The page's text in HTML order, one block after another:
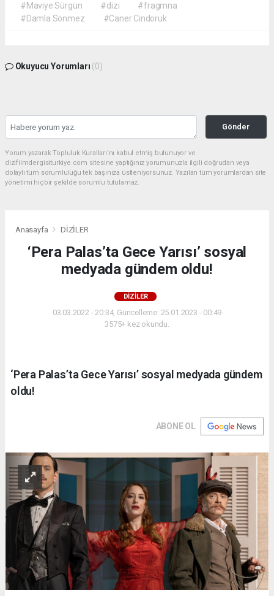
#Maviye Sürgün #dizi
#fragmna
#Damla Sönmez
#Caner Cindoruk
Okuyucu Yorumları (0)
Gönder
Yorum yazarak Topluluk Kuralları’nı kabul etmiş bulunuyor ve
dizifilmdergisiturkiye.com sitesine yaptığınız yorumunuzla ilgili doğrudan veya
dolaylı tüm sorumluluğu tek başınıza üstleniyorsunuz. Yazılan tüm yorumlardan site
yönetimi hiçbir şekilde sorumlu tutulamaz.
Anasayfa DİZİLER
‘Pera Palas’ta Gece Yarısı’ sosyal
medyada gündem oldu!
DİZİLER
03.03.2022 - 20:34, Güncelleme: 25.01.2023 - 00:49
3575+ kez okundu.
‘Pera Palas’ta Gece Yarısı’ sosyal medyada gündem
oldu!
ABONE OL